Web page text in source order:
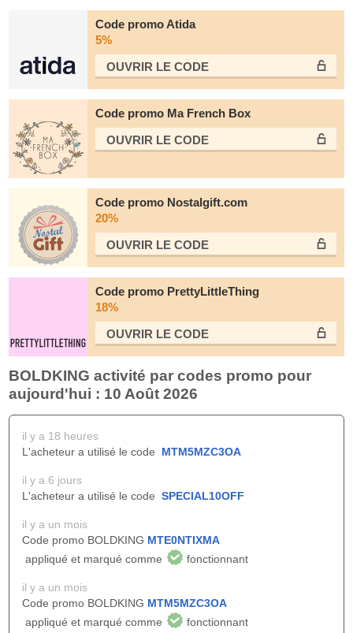
Code promo Atida
5%
OUVRIR LE СODE
Code promo Ma French Box
OUVRIR LE СODE
Code promo Nostalgift.com
20%
OUVRIR LE СODE
Code promo PrettyLittleThing
18%
OUVRIR LE СODE
BOLDKING activité par codes promo pour
aujourd'hui : 10 Août 2026
il y a 18 heures
L'acheteur a utilisé le code MTM5MZC3OA
il y a 6 jours
L'acheteur a utilisé le code SPECIAL10OFF
il y a un mois
Code promo BOLDKING MTE0NTIXMA
appliqué et marqué comme
fonctionnant
il y a un mois
Code promo BOLDKING MTM5MZC3OA
appliqué et marqué comme
fonctionnant